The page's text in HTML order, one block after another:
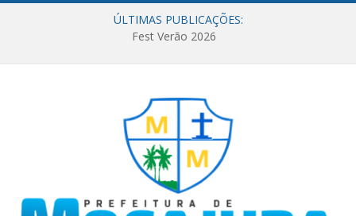
ÚLTIMAS PUBLICAÇÕES:
Fest Verão 2026